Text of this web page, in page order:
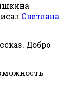
Светлана
Добро